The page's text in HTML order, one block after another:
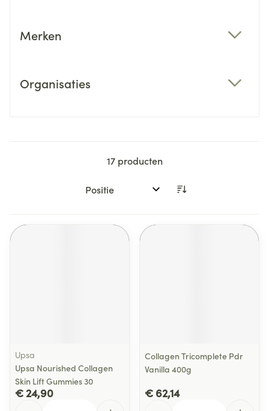
Merken
Organisaties
17producten
Sorteer op:
Upsa
Upsa Nourished Collagen
Skin Lift Gummies 30
€ 24,90
Collagen Tricomplete Pdr
Vanilla 400g
€ 62,14